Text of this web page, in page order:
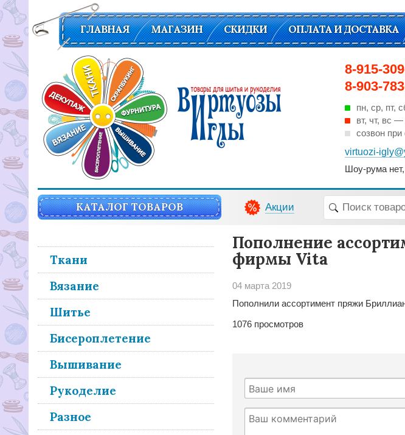
8-915-
8-903-
пн, ср, пт,
вт, чт, вс
созвон
virtuozi-
Шоу-рума
ГЛАВНАЯ МАГАЗИН СКИДКИ ОПЛАТА И ДОСТАВКА
КАТАЛОГ ТОВАРОВ Акции
Ткани
Вязание
Шитье
Бисероплетение
Вышивание
Рукоделие
Разное
Пополнение
фирмы Vita
04 марта 2019
Пополнили ассортимент пряжи
1076 просмотров